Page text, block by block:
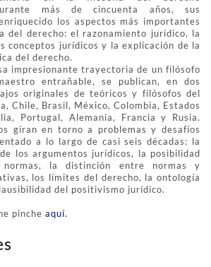
más de cincuenta años, sus
los aspectos más importantes
del derecho: el razonamiento jurídico, la
conceptos jurídicos y la explicación de la
del derecho.
impresionante trayectoria de un filósofo
entrañable, se publican, en dos
originales de teóricos y filósofos del
Chile, Brasil, México, Colombia, Estados
Portugal, Alemania, Francia y Rusia.
giran en torno a problemas y desafíos
a lo largo de casi seis décadas: la
los argumentos jurídicos, la posibilidad
la distinción entre normas y
los límites del derecho, la ontología
del positivismo jurídico.
pinche aquí.